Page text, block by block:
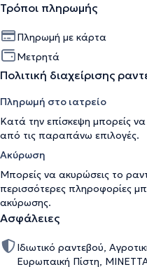
Τρόποι πληρωμής
Πληρωμή με κάρτα
Μετρητά
Πολιτική διαχείρισης
Πληρωμή στο ιατρείο
Κατά την επίσκεψη μπορείς
από τις παραπάνω επιλογές.
Ακύρωση
Μπορείς να ακυρώσεις το
περισσότερες πληροφορίες
ακύρωσης.
Ασφάλειες
Ιδιωτικό ραντεβού,
Ευρωπαική Πίστη,